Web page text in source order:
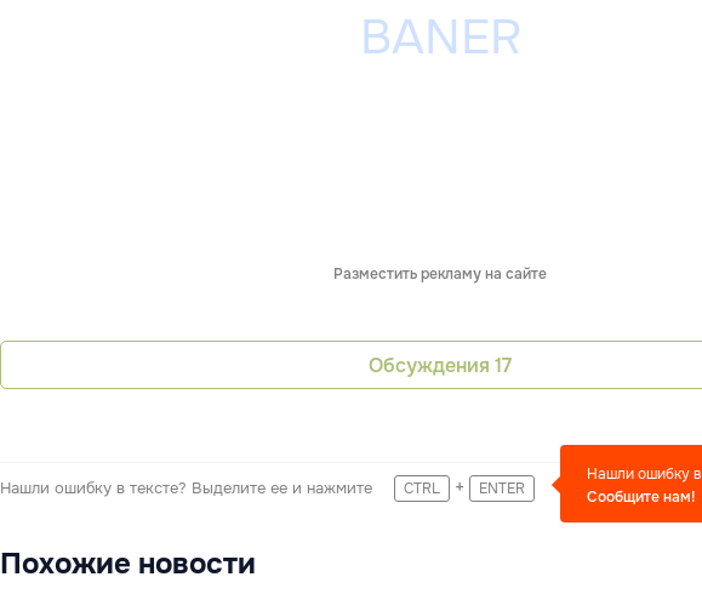
Разместить рекламу на сайте
Обсуждения 17
Нашли ошибку в тексте? Выделите ее и нажмите CTRL + ENTER
Нашли ошибку в
Сообщите нам!
Похожие новости